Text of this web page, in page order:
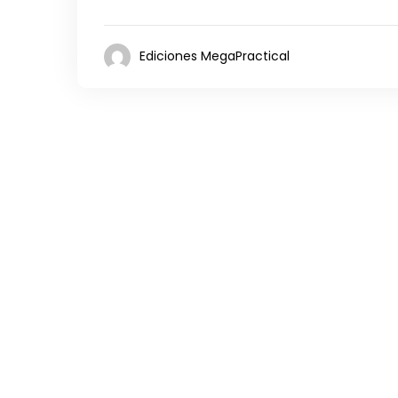
Ediciones MegaPractical